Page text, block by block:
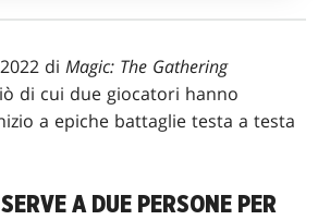
diMagic: The Gathering
di cui due giocatori hanno
a epiche battaglie testa a testa
A DUE PERSONE PER